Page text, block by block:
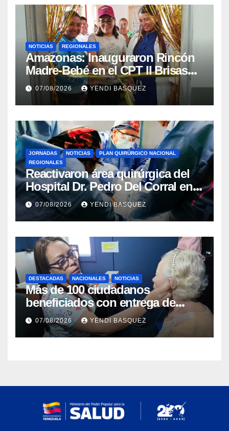
NOTICIAS REGIONALES
​Amazonas: Inauguraron Rincón
Madre-Bebé en el CPT II Brisas
del Aeropuerto ​Inauguraron
Rincón
07/08/2026 YENDI BASQUEZ
JORNADAS NOTICIAS
PLAN QUIRÚRGICO NACIONAL
REGIONALES
Reactivaron área quirúrgica del
Hospital Dr. Pedro Del Corral en
Guárico
07/08/2026 YENDI BASQUEZ
DESTACADAS NACIONALES NOTICIAS
Más de 100 ciudadanos
beneficiados con entrega de
prótesis auditivas en el Centro de
Rehabilitación J.J. Arvelo
07/08/2026 YENDI BASQUEZ